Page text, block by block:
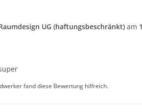
UG (haftungsbeschränkt) am
fand diese Bewertung hilfreich.